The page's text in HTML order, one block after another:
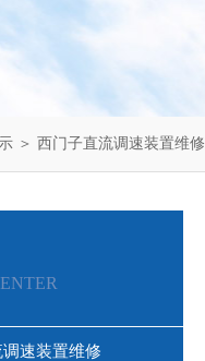
＞ 西门子直流调速装置维修
速装置维修